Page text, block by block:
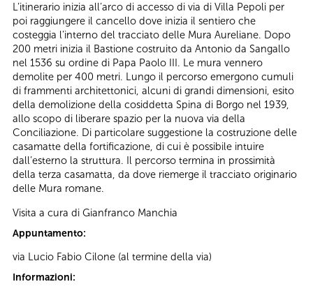
L’itinerario inizia all’arco di accesso di via di Villa Pepoli per
poi raggiungere il cancello dove inizia il sentiero che
costeggia l’interno del tracciato delle Mura Aureliane. Dopo
200 metri inizia il Bastione costruito da Antonio da Sangallo
nel 1536 su ordine di Papa Paolo III. Le mura vennero
demolite per 400 metri. Lungo il percorso emergono cumuli
di frammenti architettonici, alcuni di grandi dimensioni, esito
della demolizione della cosiddetta Spina di Borgo nel 1939,
allo scopo di liberare spazio per la nuova via della
Conciliazione. Di particolare suggestione la costruzione delle
casamatte della fortificazione, di cui è possibile intuire
dall’esterno la struttura. Il percorso termina in prossimità
della terza casamatta, da dove riemerge il tracciato originario
delle Mura romane.
Visita a cura di Gianfranco Manchia
Appuntamento:
via Lucio Fabio Cilone (al termine della via)
Informazioni: